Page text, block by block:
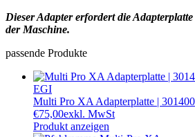
Dieser Adapter erfordert die
der Maschine.
passende Produkte
EGI
Multi Pro XA Adapterplatte | 301400
€75,00exkl. MwSt
Produkt anzeigen